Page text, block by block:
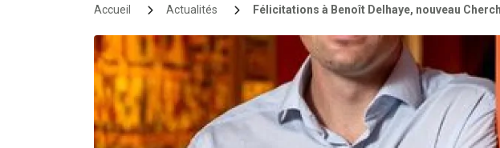
Fil d'Ariane
Accueil Actualités Félicitations à Benoît Delhaye, nouveau